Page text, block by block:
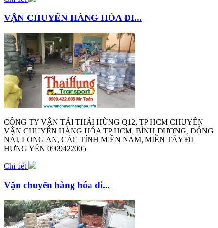
VẬN CHUYỂN HÀNG HÓA ĐI...
CÔNG TY VẬN TẢI THÁI HÙNG Q12, TP HCM CHUYÊN
VẬN CHUYỂN HÀNG HÓA TP HCM, BÌNH DƯƠNG, ĐỒNG
NAI, LONG AN, CÁC TỈNH MIỀN NAM, MIỀN TÂY ĐI
HƯNG YÊN 0909422005
Chi tiết
Vận chuyển hàng hóa đi...